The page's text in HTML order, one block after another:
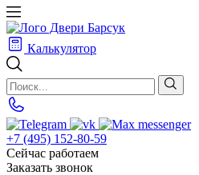
Калькулятор
+7 (495) 152-80-59
Сейчас работаем
Заказать звонок